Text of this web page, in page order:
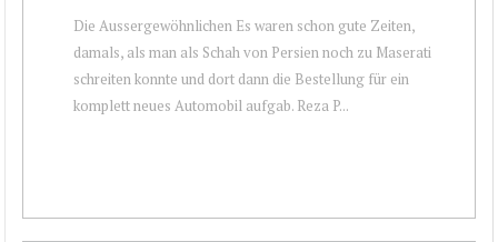
Die Aussergewöhnlichen Es waren schon gute Zeiten,
damals, als man als Schah von Persien noch zu Maserati
schreiten konnte und dort dann die Bestellung für ein
komplett neues Automobil aufgab. Reza P...